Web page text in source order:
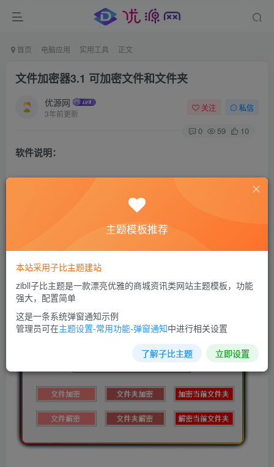
首页 电脑应用 实用工具 正文
文件加密器3.1 可加密文件和文件夹
优源网
3年前更新
关注 私信
0 59 10
软件说明：
它使用了AES算法进行对单个文件或整个文件夹的文件进行
在使用‘当前文件夹加密’时，不会加密程序本身。
软件截图：
主题模板推荐
本站采用子比主题建站
zibll子比主题是一款漂亮优雅的商城资讯类网站主题模板，功能
强大，配置简单
这是一条系统弹窗通知示例
管理员可在主题设置-常用功能-弹窗通知中进行相关设置
了解子比主题 立即设置